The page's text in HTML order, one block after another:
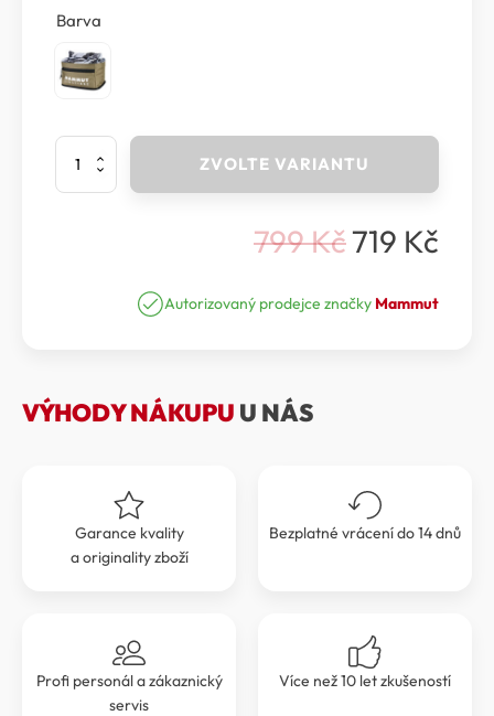
Barva
Mammut
Pytlík
ZVOLTE VARIANTU
799Kč
Původní
byla:
719 Kč
Aktuální
je:
Autorizovaný prodejce značky Mammut
VÝHODY NÁKUPU U NÁS
Garance kvality
a originality zboží
Bezplatné vrácení do 14 dnů
Profi personál a zákaznický
servis
Více než 10 let zkušeností